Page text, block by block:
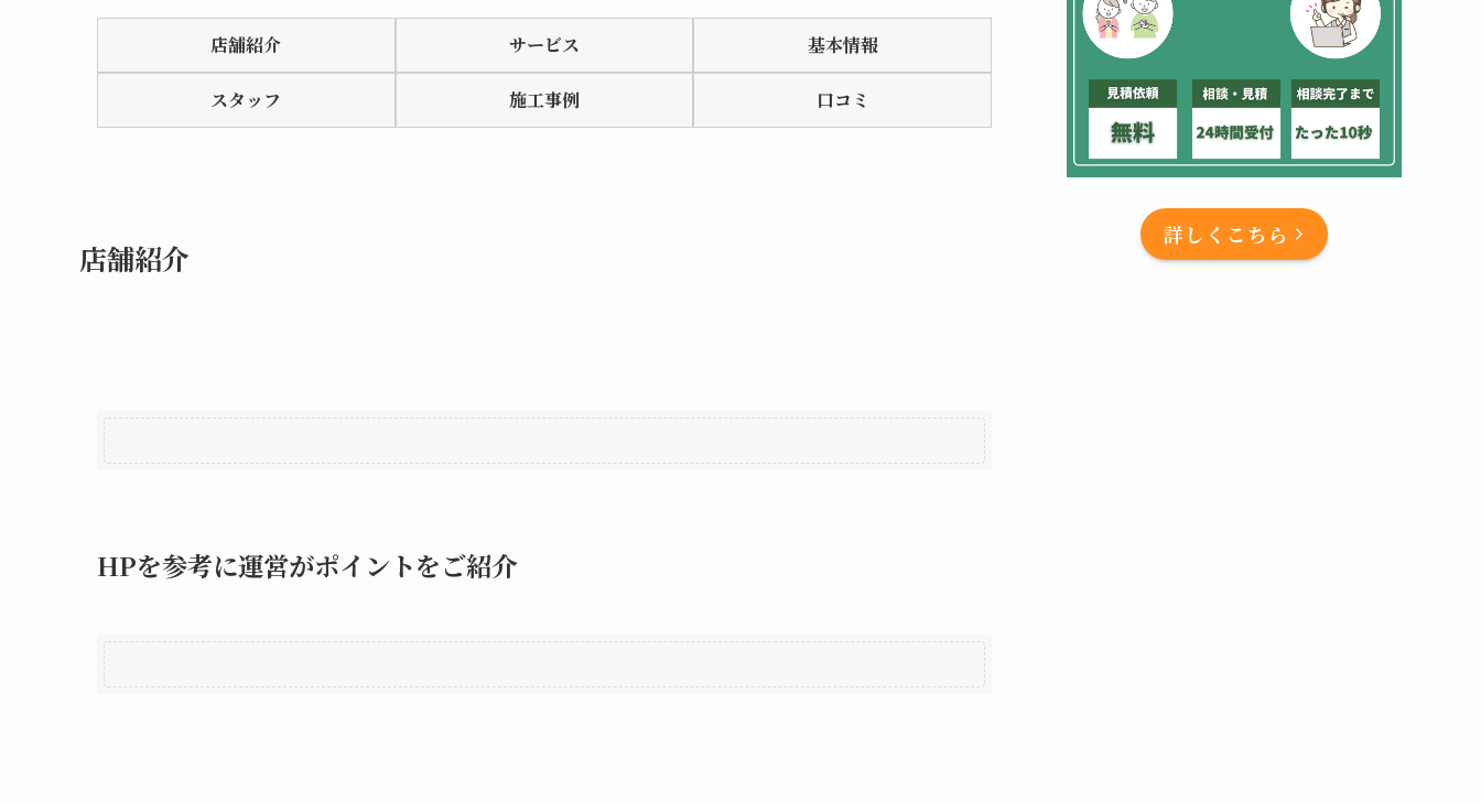
0.0
out
of
5
店舗紹介 サービス 基本情報
スタッフ 施工事例 口コミ
店舗紹介
HPを参考に運営がポイントをご紹介
詳しくこちら